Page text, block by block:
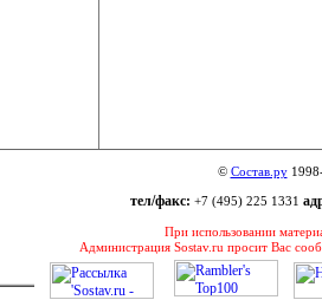
© Состав.ру
тел/факс: +7 (495) 225 1331
При использовании
Администрация Sostav.ru просит Вас